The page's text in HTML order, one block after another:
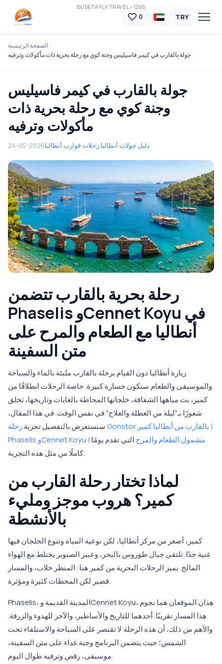
BUSETA FLY TRAVEL - 1295
0 TRY
الصفحة الرئيسية
جولة بالقارب في كيمر فاسيليس وجنة كوي مع رحلة بحرية ذات مأكولات وترفيه
جولة بالقارب في كيمر فاسيليس
وجنة كوي مع رحلة بحرية ذات
مأكولات وترفيه
24-05-2026 رحلات قوارب أنطاليا,دليل جولات أنطاليا
رحلة بحرية بالقارب تتضمن
Phaselis وCennet Koyu في
أنطاليا مع الطعام والمرح على
متن السفينة
زيارة أنطاليا دون القيام برحلة بالقارب مليئة بالماء والسباحة
والموسيقى والطعام ستكون خسارة كبيرة. خاصة الرحلات انطلاقًا من
كمير، بت مياهها الشفافة، خلجانها المحاطة بالغابات وتاريخها، تخلق
شعورًا بـ"ليلة من العطلة والعلاج" في نفس الوقت. في هذا المقال،
سنستعرض بالتفصيل تجربةرحلة Gonstor بالقارب من أنطاليا كمير |
Phaselis وCennet Koyu | مشمول الطعام والمرح التي تقدم يومًا
كاملًا من مثل هذه التجربة.
لماذا تختار رحلة القارب من
كمير؟ هروب موجز ومليء
بالأنشطة
كمير، أصغر من مركز أنطاليا، لكن نوعية المياه وتنوع الخلجان فيها
غنية جدًا. تلتقي جبال طوروس بالبحر، وعبير الصنوبر يختلط مع الهواء
المالح. يميز الرحلات البحرية من كمير هنا: المنظر خلاب، والمسار
قصير لكن المحطات كثيرة ومؤثرة.
Phaselis، المدينة القديمة وCennet Koyu، هذان الموقعان هما نجوم
هذا المسار تقريبًا. أحدهما للتاريخ والأساطير، والآخر للهدوء والزرقة.
والأهم من ذلك، أن هذه الرحلة لا تقتصر على السباحة والاستلقاء تحت
الشمس؛ حيث يتضمن البرنامج وجبة غداء على متن السفينة،
موسيقى، رقص وترفيه طوال اليوم.